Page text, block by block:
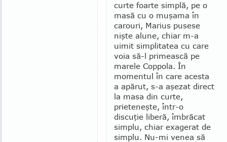
curte foarte simplă, pe o
masă cu o muşama în
carouri, Marius pusese
nişte alune, chiar m-a
uimit simplitatea cu care
voia să-l pri­mească pe
marele Coppola. În
momentul în care acesta
a apărut, s-a aşezat direct
la ma­sa din curte,
prieteneşte, într-o
discuţie liberă, îmbrăcat
simplu, chiar exagerat de
simplu. Nu-mi ve­nea să